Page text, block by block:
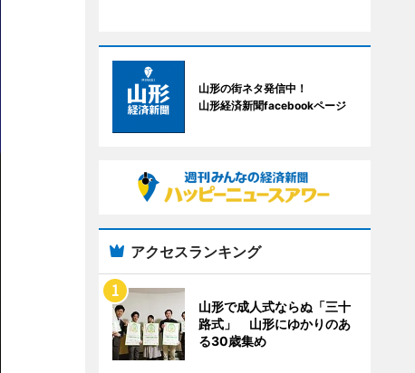
山形の街ネタ発信中！
山形経済新聞facebookページ
アクセスランキング
山形で成人式ならぬ「三十
路式」 山形にゆかりのあ
る30歳集め